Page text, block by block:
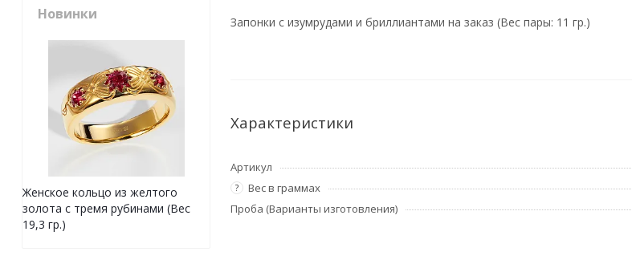
Запонки с изумрудами и бриллиантами на заказ (Вес пары: 11 гр.)
Характеристики
Артикул
? Вес в граммах
Проба (Варианты изготовления)
Новинки
Женское кольцо из желтого
золота с тремя рубинами (Вес
19,3 гр.)